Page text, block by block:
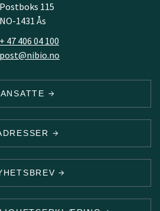
Postboks 115
NO-1431 Ås
+ 47 406 04 100
post@nibio.no
ANSATTE